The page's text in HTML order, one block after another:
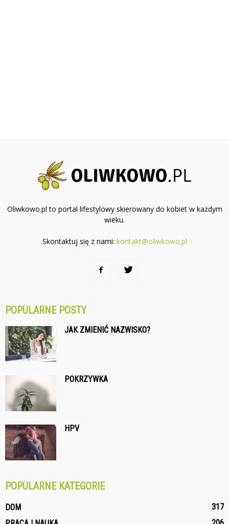
Oliwkowo.pl to portal lifestylowy skierowany do kobiet w każdym
wieku.
Skontaktuj się z nami: kontakt@oliwkowo.pl
POPULARNE POSTY
JAK ZMIENIĆ NAZWISKO?
POKRZYWKA
HPV
POPULARNE KATEGORIE
DOM
317